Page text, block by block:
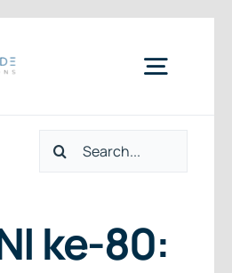
Toggle
HomeSearch
ke-80: